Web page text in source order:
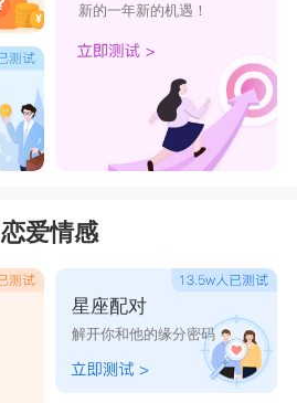
宥存 宥戈 宥煦
宥资 宥冀
宥男 宥迎
宥昶 宥骅
鸣宥 宥庭 宥望
宥棕
宥豪 宥植 宥旗
新的一年新的机遇！
恋爱情感
星座配对
解开你和他的缘分密码